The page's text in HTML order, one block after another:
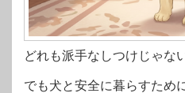
どれも派手なしつけじゃな
でも犬と安全に暮らすため